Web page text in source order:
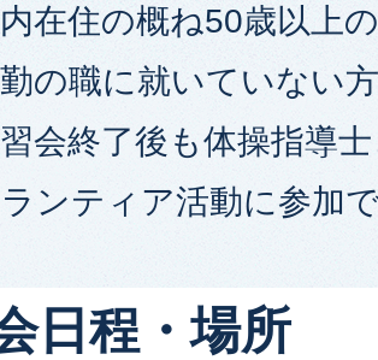
在住の概ね50歳以上
の職に就いていない方
会終了後も体操指導
ンティア活動に参加
日程・場所